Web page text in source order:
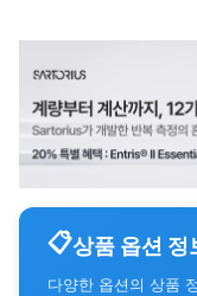
상품 옵션 정
다양한 옵션의 상품